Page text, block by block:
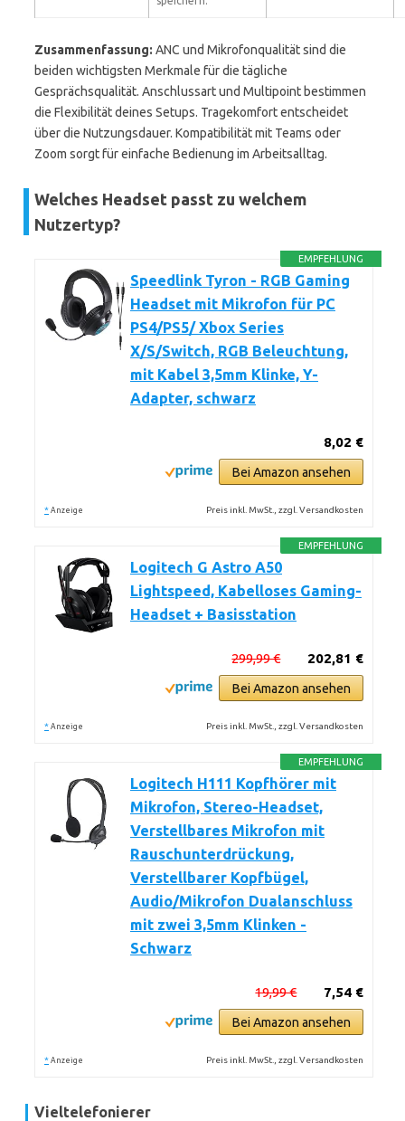
Zusammenfassung: ANC und Mikrofonqualität sind die
beiden wichtigsten Merkmale für die tägliche
Gesprächsqualität. Anschlussart und Multipoint bestimmen
die Flexibilität deines Setups. Tragekomfort entscheidet
über die Nutzungsdauer. Kompatibilität mit Teams oder
Zoom sorgt für einfache Bedienung im Arbeitsalltag.
Welches Headset passt zu welchem
Nutzertyp?
EMPFEHLUNG
Speedlink Tyron - RGB Gaming
Headset mit Mikrofon für PC
PS4/PS5/ Xbox Series
X/S/Switch, RGB Beleuchtung,
mit Kabel 3,5mm Klinke, Y-
Adapter, schwarz
8,02 €
Bei Amazon ansehen
* Anzeige Preis inkl. MwSt., zzgl. Versandkosten
EMPFEHLUNG
Logitech G Astro A50
Lightspeed, Kabelloses Gaming-
Headset + Basisstation
202,81 €
299,99 €
Bei Amazon ansehen
* Anzeige Preis inkl. MwSt., zzgl. Versandkosten
EMPFEHLUNG
Logitech H111 Kopfhörer mit
Mikrofon, Stereo-Headset,
Verstellbares Mikrofon mit
Rauschunterdrückung,
Verstellbarer Kopfbügel,
Audio/Mikrofon Dualanschluss
mit zwei 3,5mm Klinken -
Schwarz
7,54 €
19,99 €
Bei Amazon ansehen
* Anzeige Preis inkl. MwSt., zzgl. Versandkosten
Vieltelefonierer